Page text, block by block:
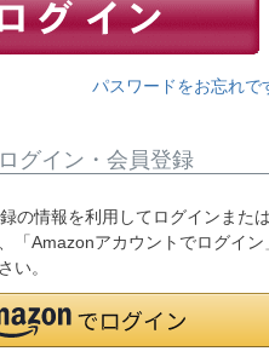
パスワードをお忘れで
グイン・会員登録
の情報を利用してログインまた
「Amazonアカウントでログイン
い。